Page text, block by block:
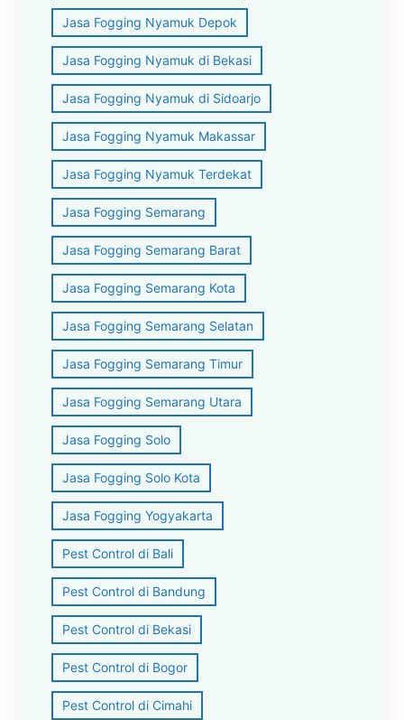
Jasa Fogging Nyamuk Depok
Jasa Fogging Nyamuk di Bekasi
Jasa Fogging Nyamuk di Sidoarjo
Jasa Fogging Nyamuk Makassar
Jasa Fogging Nyamuk Terdekat
Jasa Fogging Semarang
Jasa Fogging Semarang Barat
Jasa Fogging Semarang Kota
Jasa Fogging Semarang Selatan
Jasa Fogging Semarang Timur
Jasa Fogging Semarang Utara
Jasa Fogging Solo
Jasa Fogging Solo Kota
Jasa Fogging Yogyakarta
Pest Control di Bali
Pest Control di Bandung
Pest Control di Bekasi
Pest Control di Bogor
Pest Control di Cimahi